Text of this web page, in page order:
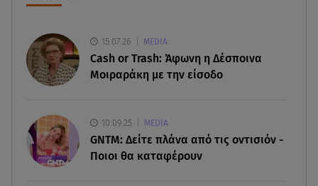
χρόνος θανάτου του 90χρονου
07.08.26 , 20:13
Κυψέλη: Tι βρέθηκε στο διαμέρισμα της
38χρονης Λίζα
Συντάξεις Σεπτεμβρίου: Πότε θα μπουν τα
χρήματα στους λογαριασμούς
15.07.26 MEDIA
Cash or Trash: Άφωνη η Δέσποινα
Μοιραράκη με την είσοδο
10.09.25 MEDIA
GNTM: Δείτε πλάνα από τις οντισιόν -
Ποιοι θα καταφέρουν